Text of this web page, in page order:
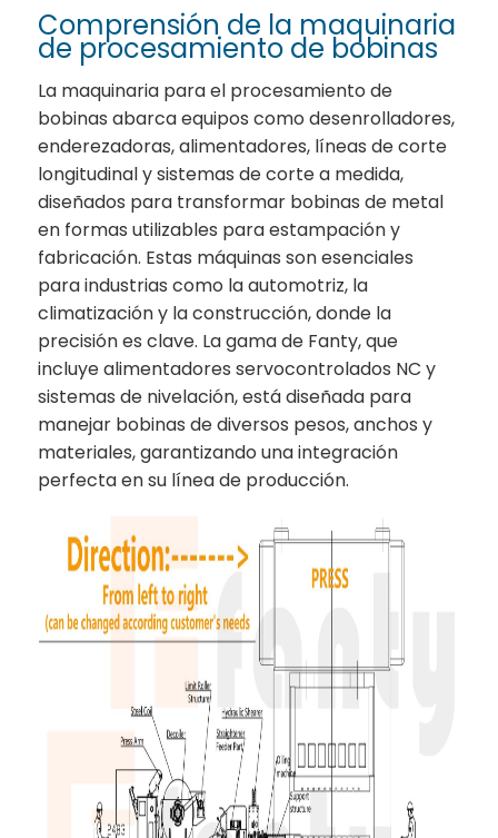
Comprensión de la maquinaria
de procesamiento de bobinas
La maquinaria para el procesamiento de
bobinas abarca equipos como desenrolladores,
enderezadoras, alimentadores, líneas de corte
longitudinal y sistemas de corte a medida,
diseñados para transformar bobinas de metal
en formas utilizables para estampación y
fabricación. Estas máquinas son esenciales
para industrias como la automotriz, la
climatización y la construcción, donde la
precisión es clave. La gama de Fanty, que
incluye alimentadores servocontrolados NC y
sistemas de nivelación, está diseñada para
manejar bobinas de diversos pesos, anchos y
materiales, garantizando una integración
perfecta en su línea de producción.